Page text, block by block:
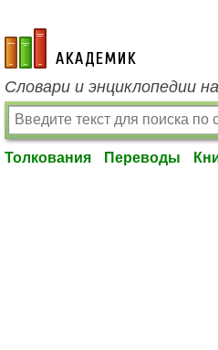
academic.ru
Словари и энциклопедии
Толкования Переводы